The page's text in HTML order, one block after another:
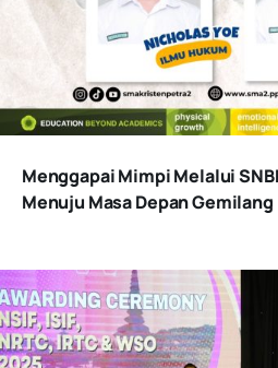
Menggapai Mimpi Melalui
Menuju Masa Depan Gemilang